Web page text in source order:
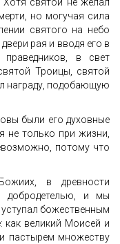
но могучая сила
святого на небо
рая и вводя его в
в свет
Троицы, святой
награду, подобающую
были его духовные
не только при жизни,
потому что
в древности
добродетелью, и мы
божественным
великий Моисей и
пастырем множеству